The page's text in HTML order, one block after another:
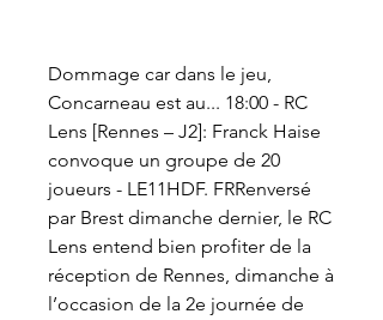
Dommage car dans le jeu,
Concarneau est au... 18:00 - RC
Lens [Rennes – J2]: Franck Haise
convoque un groupe de 20
joueurs - LE11HDF. FRRenversé
par Brest dimanche dernier, le RC
Lens entend bien profiter de la
réception de Rennes, dimanche à
l’occasion de la 2e journée de